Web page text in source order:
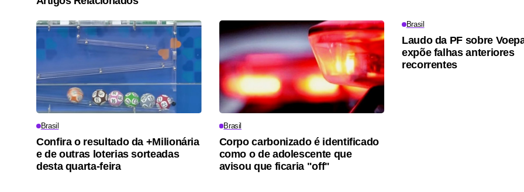
Brasil
Confira o resultado da +Milionária
e de outras loterias sorteadas
desta quarta-feira
Brasil
Corpo carbonizado é identificado
como o de adolescente que
avisou que ficaria "off"
Brasil
Laudo da PF sobre
expõe falhas anteriores
recorrentes